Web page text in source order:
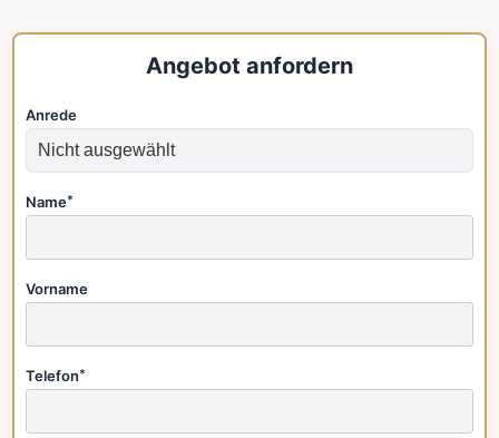
Angebot anfordern
Anrede
Name*
Vorname
Telefon*